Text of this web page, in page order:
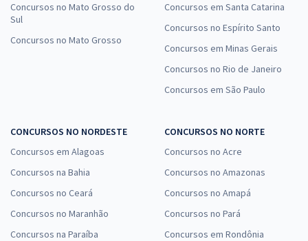
Concursos no Mato Grosso do
Sul
Concursos no Mato Grosso
Concursos em Santa Catarina
Concursos no Espírito Santo
Concursos em Minas Gerais
Concursos no Rio de Janeiro
Concursos em São Paulo
CONCURSOS NO NORDESTE
Concursos em Alagoas
Concursos na Bahia
Concursos no Ceará
Concursos no Maranhão
Concursos na Paraíba
CONCURSOS NO NORTE
Concursos no Acre
Concursos no Amazonas
Concursos no Amapá
Concursos no Pará
Concursos em Rondônia